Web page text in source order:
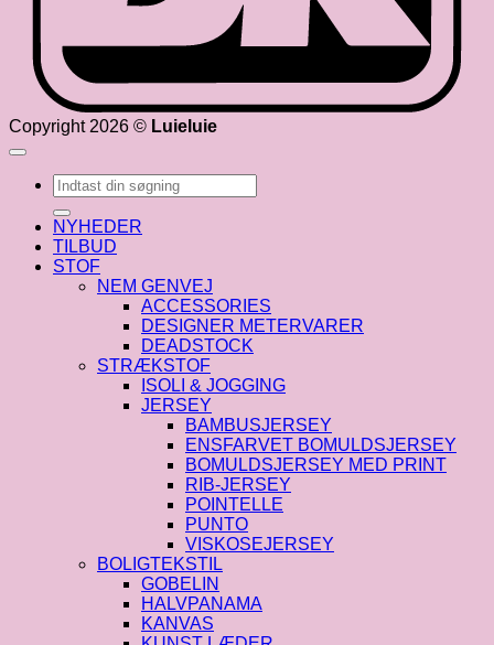
Copyright 2026 © Luieluie
Søg
efter:
NYHEDER
TILBUD
STOF
NEM GENVEJ
ACCESSORIES
DESIGNER METERVARER
DEADSTOCK
STRÆKSTOF
ISOLI & JOGGING
JERSEY
BAMBUSJERSEY
ENSFARVET BOMULDSJERSEY
BOMULDSJERSEY MED PRINT
RIB-JERSEY
POINTELLE
PUNTO
VISKOSEJERSEY
BOLIGTEKSTIL
GOBELIN
HALVPANAMA
KANVAS